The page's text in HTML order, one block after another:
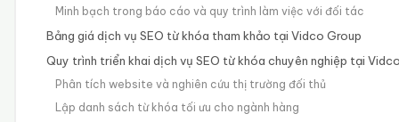
Minh bạch trong báo cáo và quy trình làm việc với đối tác
Bảng giá dịch vụ SEO từ khóa tham khảo tại Vidco Group
Quy trình triển khai dịch vụ SEO từ khóa chuyên nghiệp tại
Phân tích website và nghiên cứu thị trường đối thủ
Lập danh sách từ khóa tối ưu cho ngành hàng